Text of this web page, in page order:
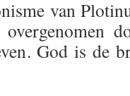
van
overgenomen
God is de